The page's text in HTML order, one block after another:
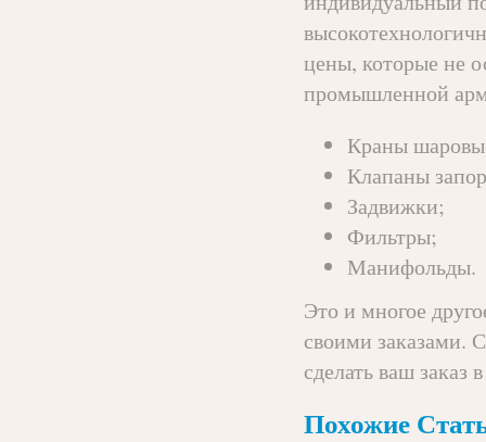
цены, которые не
промышленной
Краны
Клапаны
Задвижки;
Фильтры;
Манифольды.
Это и многое
своими заказами.
сделать ваш заказ
Похожие